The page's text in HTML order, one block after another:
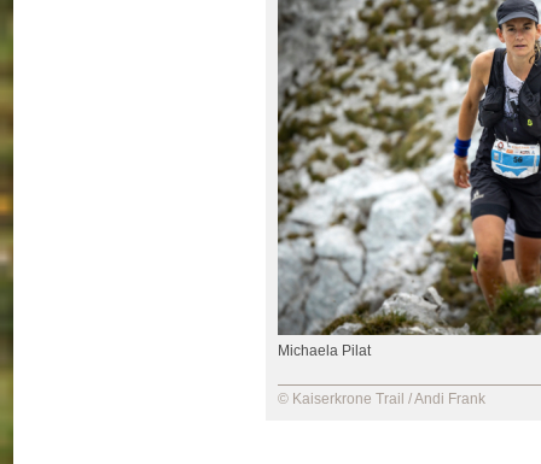
Michaela Pilat
© Kaiserkrone Trail / Andi Frank